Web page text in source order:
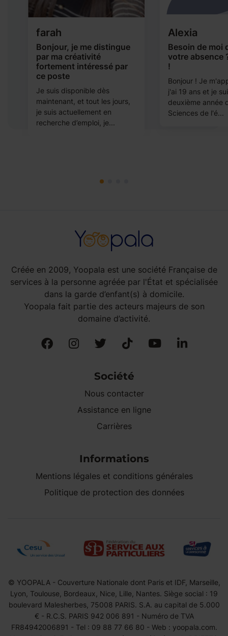
farah
Bonjour, je me distingue
par ma créativité
fortement intéressé par
ce poste
Je suis disponible dès
maintenant, et tout les jours,
je suis actuellement en
recherche d’emploi, je...
Alexia
Besoin de moi
votre absence
!
Bonjour ! Je
j'ai 19 ans et je
deuxième année
Sciences de l'é...
Créée en 2009, Yoopala est une société Française de
services à la personne agréée par l'État et spécialisée
dans la garde d’enfant(s) à domicile.
Yoopala fait partie des acteurs majeurs de son
domaine d’activité.
Société
Nous contacter
Assistance en ligne
Carrières
Informations
Mentions légales et conditions générales
Politique de protection des données
© YOOPALA - Couverture Nationale dont Paris et IDF, Marseille,
Lyon, Toulouse, Bordeaux, Nice, Lille, Nantes. Siège social : 19
boulevard Malesherbes, 75008 PARIS. S.A. au capital de 5.000
€ - R.C.S. PARIS 942 006 891 - Numéro de TVA
FR84942006891 - Tel : 09 88 77 66 80 - Web : yoopala.com.